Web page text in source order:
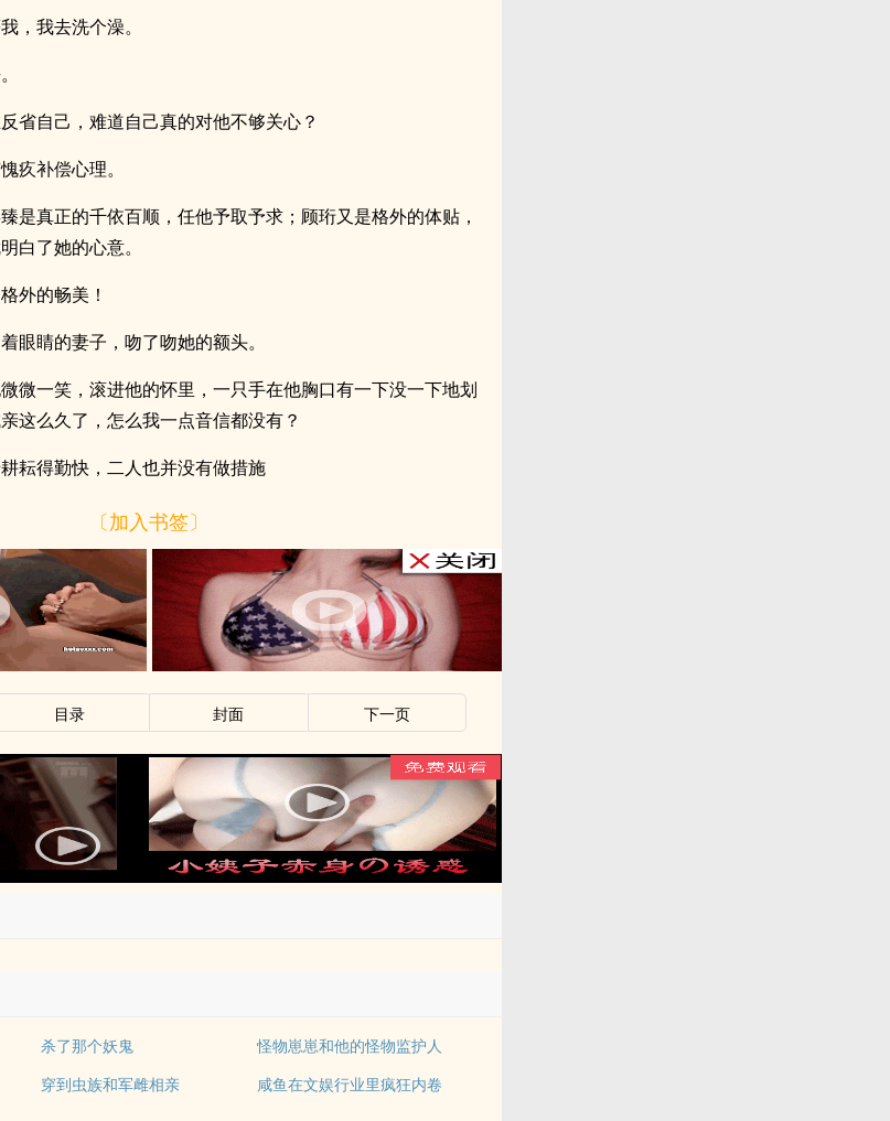
，我去洗个澡。
省自己，难道自己真的对他不够关心？
疚补偿心理。
是真正的千依百顺，任他予取予求；顾珩又是格外的体贴，
白了她的心意。
外的畅美！
眼睛的妻子，吻了吻她的额头。
微一笑，滚进他的怀里，一只手在他胸口有一下没一下地划
这么久了，怎么我一点音信都没有？
耘得勤快，二人也并没有做措施
〔加入书签〕
目录 封面 下一页
杀了那个妖鬼
怪物崽崽和他的怪物监护人
穿到虫族和军雌相亲 咸鱼在文娱行业里疯狂内卷